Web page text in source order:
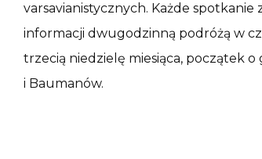
varsavianistycznych. Każde
informacji dwugodzinną podróżą w
trzecią niedzielę miesiąca, początek
i Baumanów.